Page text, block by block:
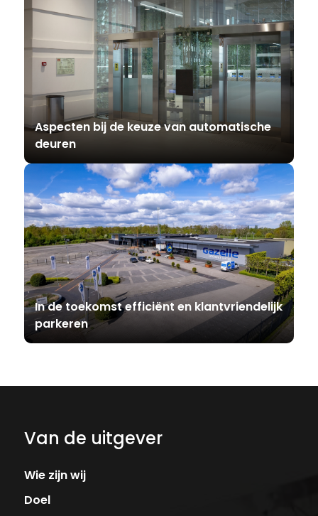
Aspecten bij de keuze van automatische
deuren
In de toekomst efficiënt en klantvriendelijk
parkeren
Van de uitgever
Wie zijn wij
Doel